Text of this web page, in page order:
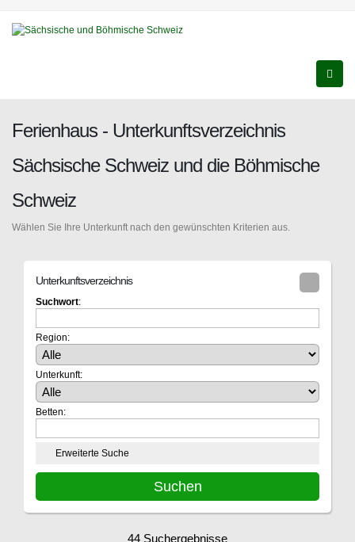
Ferienhaus - Unterkunftsverzeichnis
Sächsische Schweiz und die Böhmische
Schweiz
Wählen Sie Ihre Unterkunft nach den gewünschten Kriterien aus.
Unterkunftsverzeichnis
Suchwort:
Region:
Unterkunft:
Betten:
Erweiterte Suche
44 Suchergebnisse